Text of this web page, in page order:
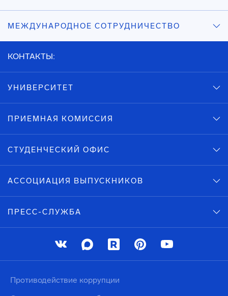
МЕЖДУНАРОДНОЕ СОТРУДНИЧЕСТВО
КОНТАКТЫ:
УНИВЕРСИТЕТ
ПРИЕМНАЯ КОМИССИЯ
СТУДЕНЧЕСКИЙ ОФИС
АССОЦИАЦИЯ ВЫПУСКНИКОВ
ПРЕСС-СЛУЖБА
Противодействие коррупции